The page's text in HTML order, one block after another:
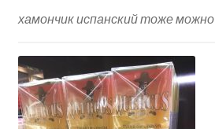
хамончик испанский тоже можно